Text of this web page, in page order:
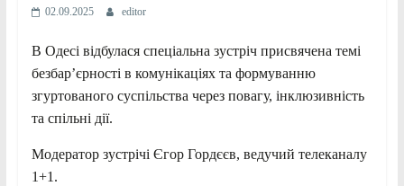
02.09.2025 editor
В Одесі відбулася спеціальна зустріч присвячена темі
безбар’єрності в комунікаціях та формуванню
згуртованого суспільства через повагу, інклюзивність
та спільні дії.
Модератор зустрічі Єгор Гордєєв, ведучий телеканалу
1+1.